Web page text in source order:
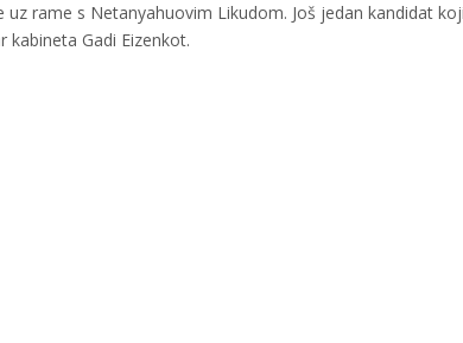
rame s Netanyahuovim Likudom. Još jedan kandidat
kabineta Gadi Eizenkot.